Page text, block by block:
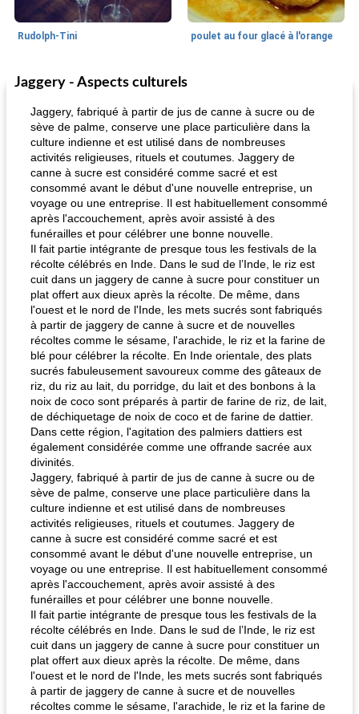
Rudolph-Tini poulet au four glacé à l'orange
10 min
Alimentation saine
pouding au chocolat maison
Jaggery - Aspects culturels
Jaggery, fabriqué à partir de jus de canne à sucre ou de
sève de palme, conserve une place particulière dans la
culture indienne et est utilisé dans de nombreuses
activités religieuses, rituels et coutumes. Jaggery de
canne à sucre est considéré comme sacré et est
consommé avant le début d'une nouvelle entreprise, un
voyage ou une entreprise. Il est habituellement consommé
après l'accouchement, après avoir assisté à des
funérailles et pour célébrer une bonne nouvelle.
Il fait partie intégrante de presque tous les festivals de la
récolte célébrés en Inde. Dans le sud de l’Inde, le riz est
cuit dans un jaggery de canne à sucre pour constituer un
plat offert aux dieux après la récolte. De même, dans
l'ouest et le nord de l'Inde, les mets sucrés sont fabriqués
à partir de jaggery de canne à sucre et de nouvelles
récoltes comme le sésame, l'arachide, le riz et la farine de
blé pour célébrer la récolte. En Inde orientale, des plats
sucrés fabuleusement savoureux comme des gâteaux de
riz, du riz au lait, du porridge, du lait et des bonbons à la
noix de coco sont préparés à partir de farine de riz, de lait,
de déchiquetage de noix de coco et de farine de dattier.
Dans cette région, l'agitation des palmiers dattiers est
également considérée comme une offrande sacrée aux
divinités.
Jaggery, fabriqué à partir de jus de canne à sucre ou de
sève de palme, conserve une place particulière dans la
culture indienne et est utilisé dans de nombreuses
activités religieuses, rituels et coutumes. Jaggery de
canne à sucre est considéré comme sacré et est
consommé avant le début d'une nouvelle entreprise, un
voyage ou une entreprise. Il est habituellement consommé
après l'accouchement, après avoir assisté à des
funérailles et pour célébrer une bonne nouvelle.
Il fait partie intégrante de presque tous les festivals de la
récolte célébrés en Inde. Dans le sud de l’Inde, le riz est
cuit dans un jaggery de canne à sucre pour constituer un
plat offert aux dieux après la récolte. De même, dans
l'ouest et le nord de l'Inde, les mets sucrés sont fabriqués
à partir de jaggery de canne à sucre et de nouvelles
récoltes comme le sésame, l'arachide, le riz et la farine de